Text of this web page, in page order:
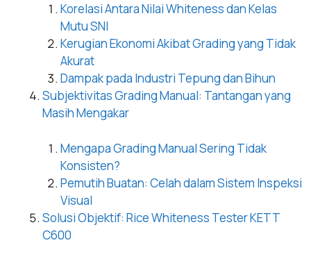
Korelasi Antara Nilai Whiteness dan Kelas
Mutu SNI
Kerugian Ekonomi Akibat Grading yang Tidak
Akurat
Dampak pada Industri Tepung dan Bihun
Subjektivitas Grading Manual: Tantangan yang
Masih Mengakar
Mengapa Grading Manual Sering Tidak
Konsisten?
Pemutih Buatan: Celah dalam Sistem Inspeksi
Visual
Solusi Objektif: Rice Whiteness Tester KETT
C600